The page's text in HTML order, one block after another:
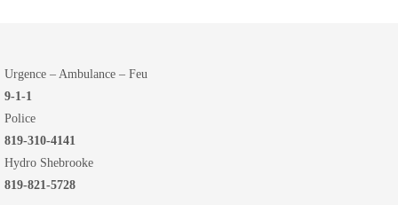
Urgence – Ambulance – Feu
9-1-1
Police
819-310-4141
Hydro Shebrooke
819-821-5728